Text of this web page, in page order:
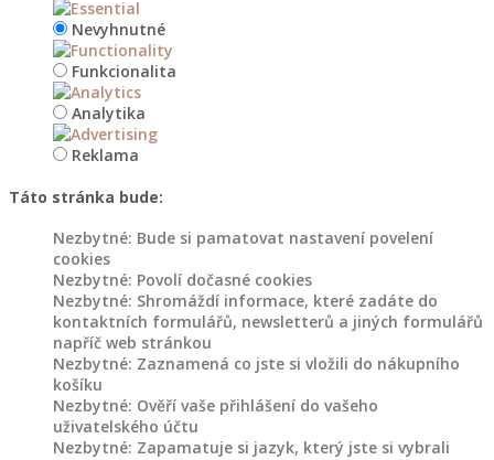
Nevyhnutné
Funkcionalita
Analytika
Reklama
Táto stránka bude:
Nezbytné: Bude si pamatovat nastavení povelení
cookies
Nezbytné: Povolí dočasné cookies
Nezbytné: Shromáždí informace, které zadáte do
kontaktních formulářů, newsletterů a jiných formulářů
napříč web stránkou
Nezbytné: Zaznamená co jste si vložili do nákupního
košíku
Nezbytné: Ověří vaše přihlášení do vašeho
uživatelského účtu
Nezbytné: Zapamatuje si jazyk, který jste si vybrali